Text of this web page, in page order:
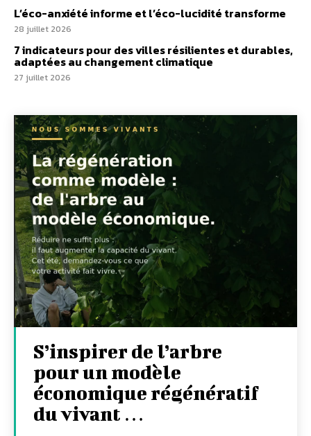
L’éco-anxiété informe et l’éco-lucidité transforme
28 juillet 2026
7 indicateurs pour des villes résilientes et durables,
adaptées au changement climatique
27 juillet 2026
S’inspirer de l’arbre
pour un modèle
économique régénératif
du vivant …